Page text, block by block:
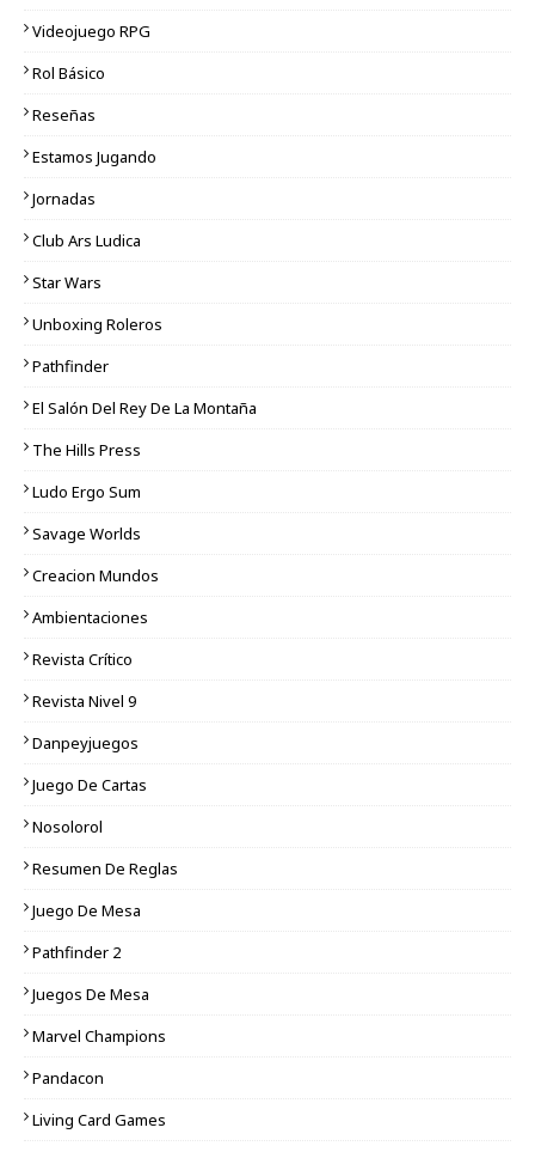
Videojuego RPG
Rol Básico
Reseñas
Estamos Jugando
Jornadas
Club Ars Ludica
Star Wars
Unboxing Roleros
Pathfinder
El Salón Del Rey De La Montaña
The Hills Press
Ludo Ergo Sum
Savage Worlds
Creacion Mundos
Ambientaciones
Revista Crítico
Revista Nivel 9
Danpeyjuegos
Juego De Cartas
Nosolorol
Resumen De Reglas
Juego De Mesa
Pathfinder 2
Juegos De Mesa
Marvel Champions
Pandacon
Living Card Games